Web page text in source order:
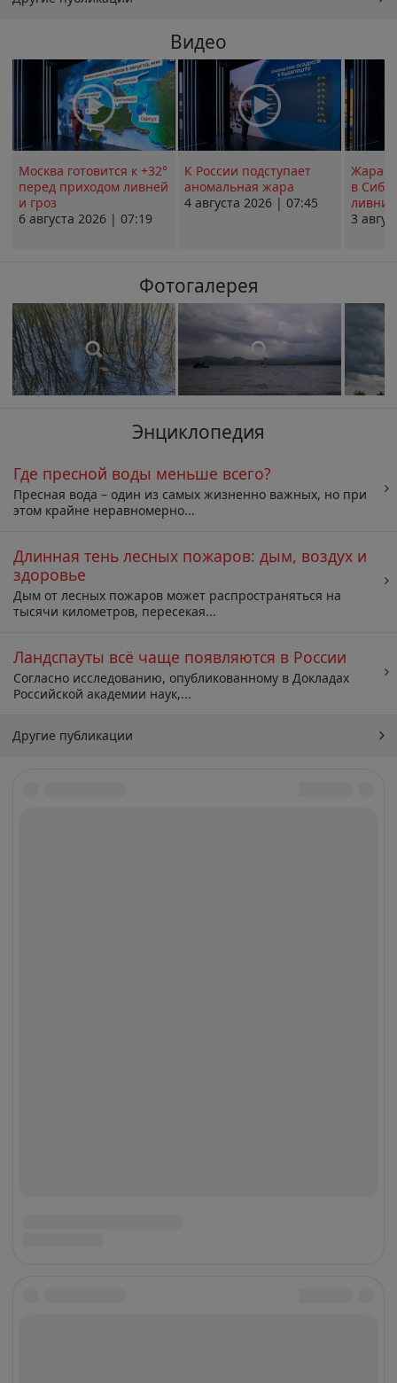
Видео
Москва готовится к +32°
перед приходом ливней
и гроз
6 августа 2026 | 07:19
К России подступает
аномальная жара
4 августа 2026 | 07:45
Жара в
в
ливни
3
Фотогалерея
Энциклопедия
Где пресной воды меньше всего?
Пресная вода – один из самых жизненно важных, но при
этом крайне неравномерно...
Длинная тень лесных пожаров: дым, воздух и
здоровье
Дым от лесных пожаров может распространяться на
тысячи километров, пересекая...
Ландспауты всё чаще появляются в России
Согласно исследованию, опубликованному в Докладах
Российской академии наук,...
Другие публикации